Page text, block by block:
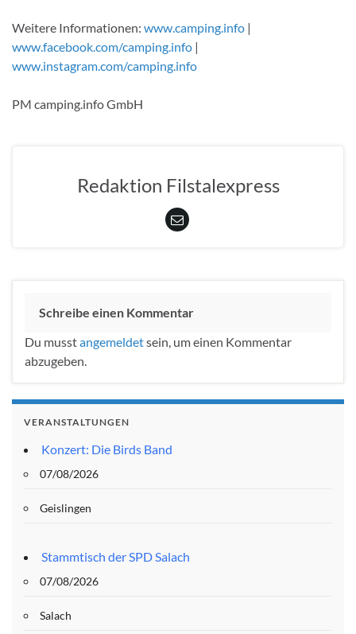
Weitere Informationen: www.camping.info |
www.facebook.com/camping.info |
www.instagram.com/camping.info
PM camping.info GmbH
Redaktion Filstalexpress
Schreibe einen Kommentar
Du musstangemeldetsein, um einen Kommentar
abzugeben.
VERANSTALTUNGEN
Konzert: Die Birds Band
07/08/2026
Geislingen
Stammtisch der SPD Salach
07/08/2026
Salach